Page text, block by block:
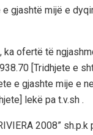
gjashtë mijë e
ka ofertë të
[Tridhjete e
e gjashte mije e
lekë pa t.v.sh .
2008”